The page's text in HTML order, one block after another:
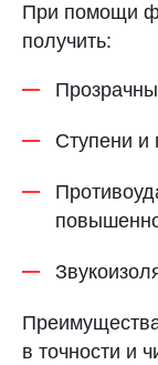
8 (800) 333-
При помощи
получить:
Ступени и
в точности и